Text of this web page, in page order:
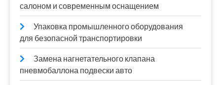
салоном и современным оснащением
Упаковка промышленного оборудования
для безопасной транспортировки
Замена нагнетательного клапана
пневмобаллона подвески авто